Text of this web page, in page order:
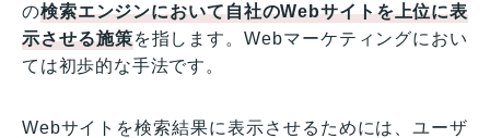
の検索エンジンにおいて自社のWebサイトを上位に表
示させる施策を指します。Webマーケティングにおい
ては初歩的な手法です。
Webサイトを検索結果に表示させるためには、ユーザ